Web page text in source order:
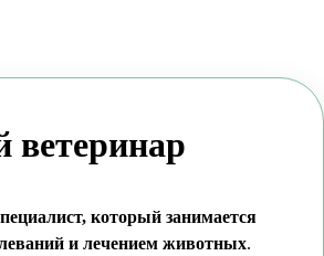
ветеринар
который занимается
и лечением животных.